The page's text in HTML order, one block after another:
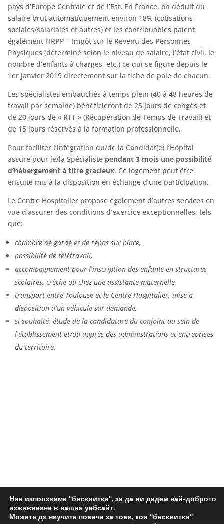
pays d’Europe Centrale et de l’Est. En France, on déduit du
salaire brut automatiquement environ 18% (cotisations
sociales/salariales et autres) et les contribuables paient
également l’IRPP – Impôt sur le Revenu des Personnes
Physiques (déterminé selon le niveau de salaire, l’état civil, le
nombre d’enfants à charges, etc.) ce qui se figure depuis le
1er janvier 2019 directement sur la fiche de paie de chacun.
Les spécialistes embauchés à temps plein (40 à 48 heures de
travail par semaine) bénéficieront de 25 jours de congés et
de 20 jours de « RTT » (Récupération de Temps de Travail) et
de 15 jours réservés à la formation professionnelle.
Pour faciliter l’intégration du/de la Candidat(e) l’Hôpital
assure pour le/la Spécialiste pendant 3 mois une possibilité
d’hébergement à titre gracieux. Ce logement peut être
ensuite mis à la disposition en échange d’une participation.
Le Centre Hospitalier propose également d’autres services en
vue d’assurer des conditions d’exercice exceptionnelles, tels
que:
chambre de garde et de repas sur place,
possibilité de télétravail,
accompagnement pour l’inscription des enfants en structures
scolaires, crèche ou chez une assistante maternelle,
transport entre Toulouse et le Centre Hospitalier, mise à
disposition d’un véhicule sur demande,
si souhaité, étude de la candidature du conjoint au sein de
l’établissement et/ou auprès des administrations et entreprises
du territoire.
HOME ЗА НАС ЗА КЛИЕНТИ
ИСТОРИИ НА УСПЕХА
ОФЕРТИ ЗА РАБОТА ПОЛЗИ НА ФРАНЦИЯ
Ние използваме "бисквитки", за да ви дадем най-доброто
изживяване в нашия уебсайт.
Можете да научите повече за това, кои "бисквитки"